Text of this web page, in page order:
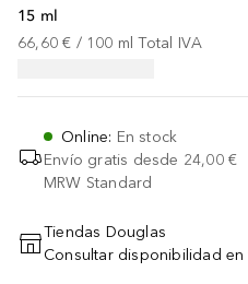
15 ml
66,60 € / 100 ml Total IVA
Online: En stock
Envío gratis desde 24,00 €
MRW Standard
AÑADIR
Tiendas Douglas
Consultar disponibilidad en